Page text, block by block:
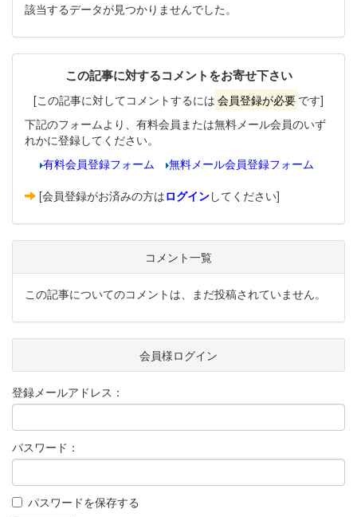
該当するデータが見つかりませんでした。
この記事に対するコメントをお寄せ下さい
[この記事に対してコメントするには 会員登録が必要 です]
下記のフォームより、有料会員または無料メール会員のいず
れかに登録してください。
有料会員登録フォーム
無料メール会員登録フォーム
[会員登録がお済みの方はログインしてください]
コメント一覧
この記事についてのコメントは、まだ投稿されていません。
会員様ログイン
登録メールアドレス：
パスワード：
パスワードを保存する